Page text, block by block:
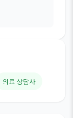
의료 상담사